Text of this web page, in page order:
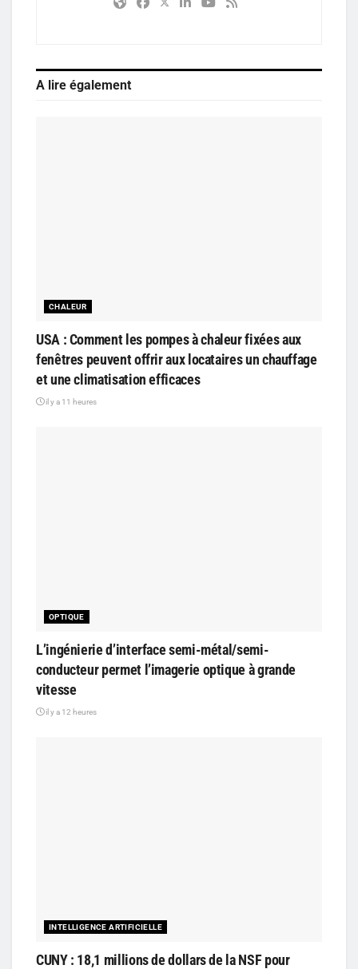
A lire également
CHALEUR
USA : Comment les pompes à chaleur fixées aux
fenêtres peuvent offrir aux locataires un chauffage
et une climatisation efficaces
il y a 11 heures
OPTIQUE
L’ingénierie d’interface semi-métal/semi-
conducteur permet l’imagerie optique à grande
vitesse
il y a 12 heures
INTELLIGENCE ARTIFICIELLE
CUNY : 18,1 millions de dollars de la NSF pour